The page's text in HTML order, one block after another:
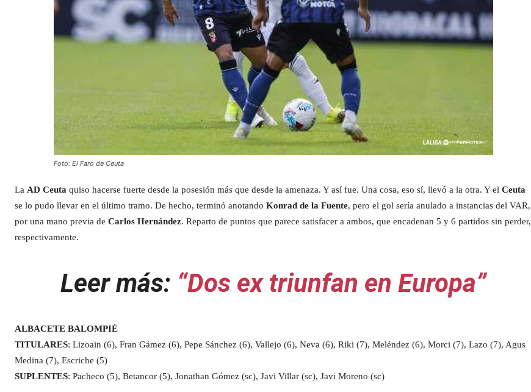
Foto: El Faro de Ceuta
La AD Ceuta quiso hacerse fuerte desde la posesión más que desde la amenaza. Y así fue. Una cosa, eso sí, llevó a la otra. Y el Ceuta
se lo pudo llevar en el último tramo. De hecho, terminó anotando Konrad de la Fuente, pero el gol sería anulado a instancias del VAR,
por una mano previa de Carlos Hernández. Reparto de puntos que parece satisfacer a ambos, que encadenan 5 y 6 partidos sin perder,
respectivamente.
Leer más: “Dos ex triunfan en Europa”
ALBACETE BALOMPIÉ
TITULARES: Lizoain (6), Fran Gámez (6), Pepe Sánchez (6), Vallejo (6), Neva (6), Riki (7), Meléndez (6), Morci (7), Lazo (7), Agus
Medina (7), Escriche (5)
SUPLENTES: Pacheco (5), Betancor (5), Jonathan Gómez (sc), Javi Villar (sc), Javi Moreno (sc)